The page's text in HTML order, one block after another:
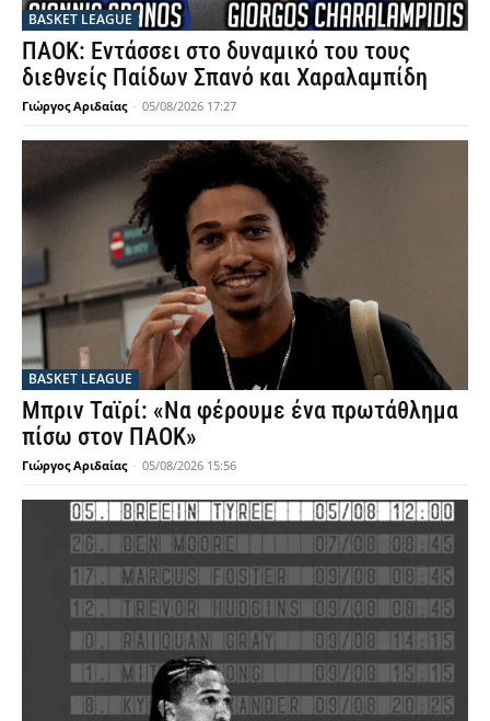
BASKET LEAGUE
ΠΑΟΚ: Εντάσσει στο δυναμικό του τους
διεθνείς Παίδων Σπανό και Χαραλαμπίδη
Γιώργος Αριδαίας - 05/08/2026 17:27
BASKET LEAGUE
Μπριν Ταϊρί: «Να φέρουμε ένα πρωτάθλημα
πίσω στον ΠΑΟΚ»
Γιώργος Αριδαίας - 05/08/2026 15:56